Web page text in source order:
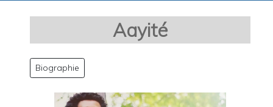
Aayité
Biographie